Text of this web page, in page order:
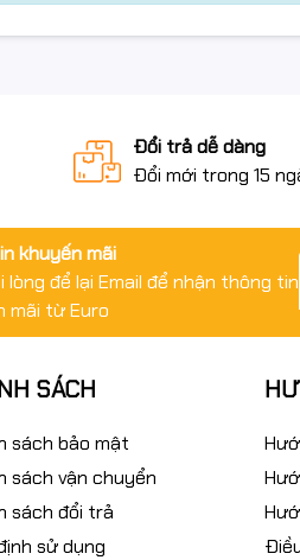
Đổi trả dễ dàng
Đổi mới trong 15
khuyến mãi
lòng để lại Email để nhận thông tin
mãi từ Euro
SÁCH
sách bảo mật
sách vận chuyển
sách đổi trả
sử dụng